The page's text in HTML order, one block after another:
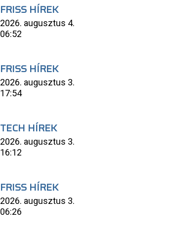
FRISS HÍREK
2026. augusztus 4.
06:52
FRISS HÍREK
2026. augusztus 3.
17:54
TECH HÍREK
2026. augusztus 3.
16:12
FRISS HÍREK
2026. augusztus 3.
06:26